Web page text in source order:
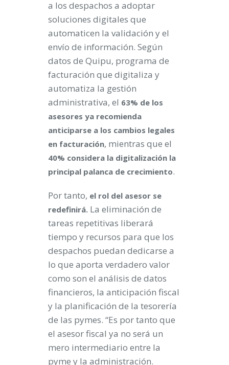
a los despachos a adoptar
soluciones digitales que
automaticen la validación y el
envío de información. Según
datos de Quipu, programa de
facturación que digitaliza y
automatiza la gestión
administrativa, el 63% de los
asesores ya recomienda
anticiparse a los cambios legales
en facturación, mientras que el
40% considera la digitalización la
principal palanca de crecimiento.
Por tanto, el rol del asesor se
redefinirá. La eliminación de
tareas repetitivas liberará
tiempo y recursos para que los
despachos puedan dedicarse a
lo que aporta verdadero valor
como son el análisis de datos
financieros, la anticipación fiscal
y la planificación de la tesorería
de las pymes. “Es por tanto que
el asesor fiscal ya no será un
mero intermediario entre la
pyme y la administración.